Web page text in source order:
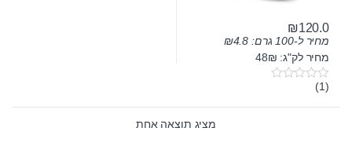
₪120.0
מחיר ל-100 גרם: ₪4.8
מחיר לק"ג: 48₪
0
u
(1)
מציג תוצאה אחת